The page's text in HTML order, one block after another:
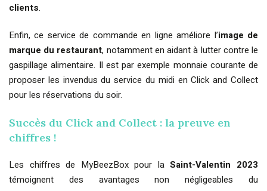
clients.
Enfin, ce service de commande en ligne améliore l’image de
marque du restaurant, notamment en aidant à lutter contre le
gaspillage alimentaire. Il est par exemple monnaie courante de
proposer les invendus du service du midi en Click and Collect
pour les réservations du soir.
Succès du Click and Collect : la preuve en
chiffres !
Les chiffres de MyBeezBox pour laSaint-Valentin 2023
témoignent des avantages non négligeables du